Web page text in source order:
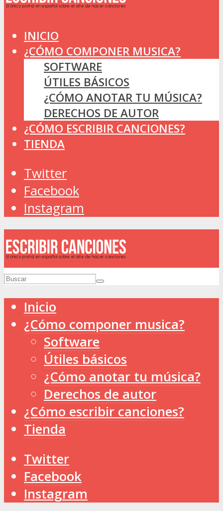
INICIO
¿CÓMO COMPONER MUSICA?
SOFTWARE
ÚTILES BÁSICOS
¿CÓMO ANOTAR TU MÚSICA?
DERECHOS DE AUTOR
¿CÓMO ESCRIBIR CANCIONES?
TIENDA
Twitter
Facebook
Instagram
Inicio
¿Cómo componer musica?
Software
Útiles básicos
¿Cómo anotar tu música?
Derechos de autor
¿Cómo escribir canciones?
Tienda
Twitter
Facebook
Instagram